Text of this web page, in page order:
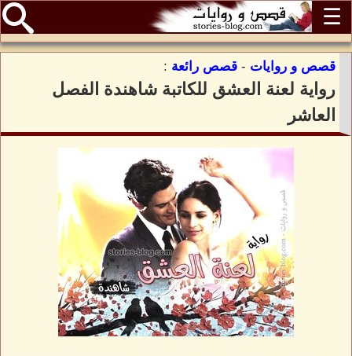
☰
قصص و روايات - قصص رائعة :
رواية لعنة العشق للكاتبة شاهندة الفصل
العاشر